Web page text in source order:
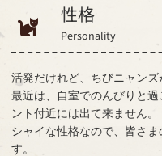
性格
Personality
活発だけれど、ちびニャンズ
最近は、自室でのんびりと
ント付近には出て来ません。
シャイな性格なので、皆さ
す。